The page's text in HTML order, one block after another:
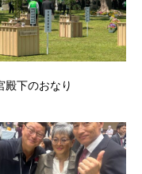
殿下のおなり